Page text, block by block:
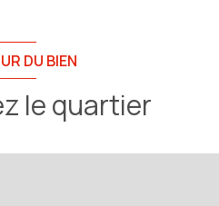
DU BIEN
le quartier